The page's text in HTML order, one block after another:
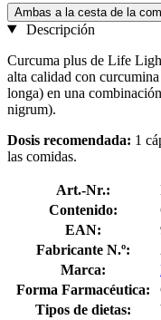
Ambas a la cesta de la
Descripción
Curcuma plus de Life
alta calidad con
longa) en una
nigrum).
Dosis recomendada: 1
las comidas.
Art.-Nr.:
Contenido:
EAN:
Fabricante N.º:
Marca:
Forma Farmacéutica:
Tipos de dietas: